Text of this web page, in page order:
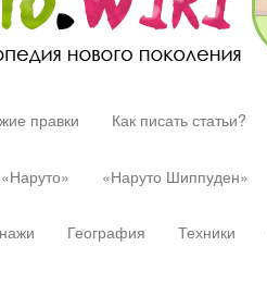
правки Как писать статьи?
«Наруто» «Наруто Шиппуден»
География Техники